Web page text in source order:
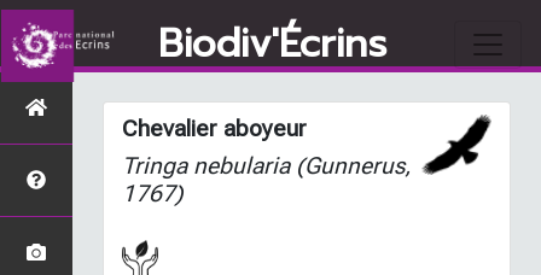
Biodiv'Écrins
Chevalier aboyeur
Tringa nebularia(Gunnerus,
1767)